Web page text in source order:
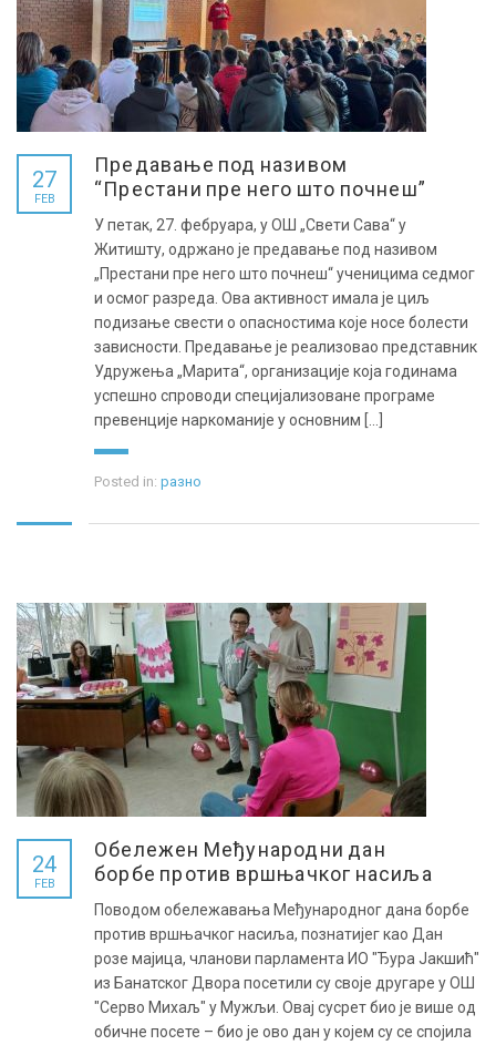
27
FEB
Предавање под називом
“Престани пре него што почнеш”
У петак, 27. фебруара, у ОШ „Свети Сава“ у
Житишту, одржано је предавање под називом
„Престани пре него што почнеш“ ученицима седмог
и осмог разреда. Ова активност имала је циљ
подизање свести о опасностима које носе болести
зависности. Предавање је реализовао представник
Удружења „Марита“, организације која годинама
успешно спроводи специјализоване програме
превенције наркоманије у основним [...]
Posted in: разно
24
FEB
Обележен Међународни дан
борбе против вршњачког насиља
Поводом обележавања Међународног дана борбе
против вршњачког насиља, познатијег као Дан
розе мајица, чланови парламента ИО "Ђура Јакшић"
из Банатског Двора посетили су своје другаре у ОШ
"Серво Михаљ" у Мужљи. Овај сусрет био је више од
обичне посете – био је ово дан у којем су се спојила